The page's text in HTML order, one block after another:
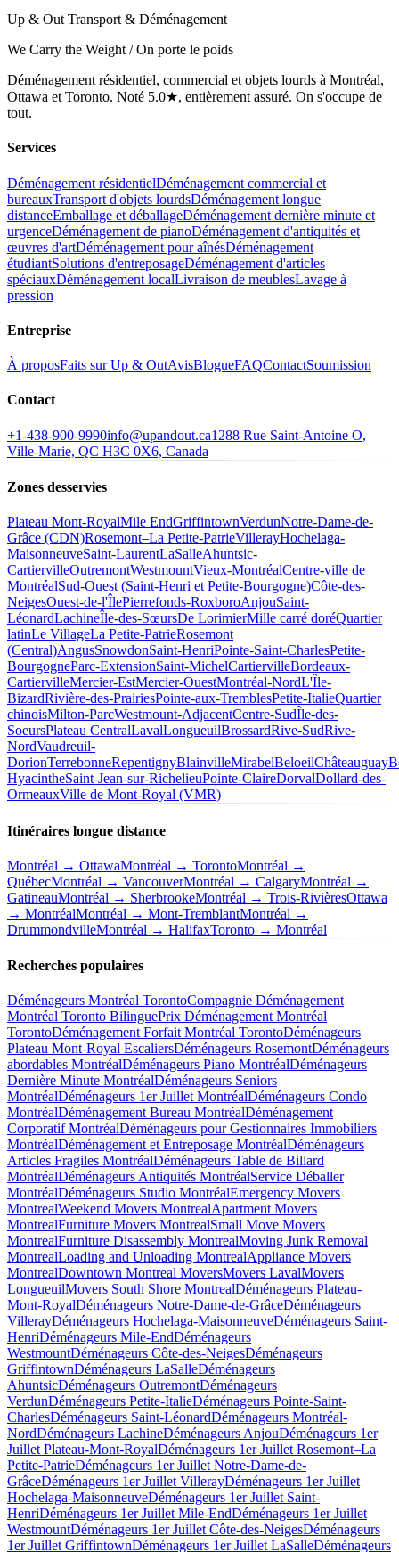
Up & Out Transport & Déménagement
We Carry the Weight / On porte le poids
Déménagement résidentiel, commercial et objets lourds à Montréal,
Ottawa et Toronto. Noté 5.0★, entièrement assuré. On s'occupe de
tout.
Services
Déménagement résidentielDéménagement commercial et
bureauxTransport d'objets lourdsDéménagement longue
distanceEmballage et déballageDéménagement dernière minute et
urgenceDéménagement de pianoDéménagement d'antiquités et
œuvres d'artDéménagement pour aînésDéménagement
étudiantSolutions d'entreposageDéménagement d'articles
spéciauxDéménagement localLivraison de meublesLavage à
pression
Entreprise
À proposFaits sur Up & OutAvisBlogueFAQContactSoumission
Contact
+1-438-900-9990info@upandout.ca1288 Rue Saint-Antoine O,
Ville-Marie, QC H3C 0X6, Canada
Zones desservies
Plateau Mont-RoyalMile EndGriffintownVerdunNotre-Dame-de-
Grâce (CDN)Rosemont–La Petite-PatrieVillerayHochelaga-
MaisonneuveSaint-LaurentLaSalleAhuntsic-
CartiervilleOutremontWestmountVieux-MontréalCentre-ville de
MontréalSud-Ouest (Saint-Henri et Petite-Bourgogne)Côte-des-
NeigesOuest-de-l'ÎlePierrefonds-RoxboroAnjouSaint-
LéonardLachineÎle-des-SœursDe LorimierMille carré doréQuartier
latinLe VillageLa Petite-PatrieRosemont
(Central)AngusSnowdonSaint-HenriPointe-Saint-CharlesPetite-
BourgogneParc-ExtensionSaint-MichelCartiervilleBordeaux-
CartiervilleMercier-EstMercier-OuestMontréal-NordL'Île-
BizardRivière-des-PrairiesPointe-aux-TremblesPetite-ItalieQuartier
chinoisMilton-ParcWestmount-AdjacentCentre-SudÎle-des-
SoeursPlateau CentralLavalLongueuilBrossardRive-SudRive-
NordVaudreuil-
DorionTerrebonneRepentignyBlainvilleMirabelBeloeilChâteauguay
HyacintheSaint-Jean-sur-RichelieuPointe-ClaireDorvalDollard-des-
OrmeauxVille de Mont-Royal (VMR)
Itinéraires longue distance
Montréal → OttawaMontréal → TorontoMontréal →
QuébecMontréal → VancouverMontréal → CalgaryMontréal →
GatineauMontréal → SherbrookeMontréal → Trois-RivièresOttawa
→ MontréalMontréal → Mont-TremblantMontréal →
DrummondvilleMontréal → HalifaxToronto → Montréal
Recherches populaires
Déménageurs Montréal TorontoCompagnie Déménagement
Montréal Toronto BilinguePrix Déménagement Montréal
TorontoDéménagement Forfait Montréal TorontoDéménageurs
Plateau Mont-Royal EscaliersDéménageurs RosemontDéménageurs
abordables MontréalDéménageurs Piano MontréalDéménageurs
Dernière Minute MontréalDéménageurs Seniors
MontréalDéménageurs 1er Juillet MontréalDéménageurs Condo
MontréalDéménagement Bureau MontréalDéménagement
Corporatif MontréalDéménageurs pour Gestionnaires Immobiliers
MontréalDéménagement et Entreposage MontréalDéménageurs
Articles Fragiles MontréalDéménageurs Table de Billard
MontréalDéménageurs Antiquités MontréalService Déballer
MontréalDéménageurs Studio MontréalEmergency Movers
MontrealWeekend Movers MontrealApartment Movers
MontrealFurniture Movers MontrealSmall Move Movers
MontrealFurniture Disassembly MontrealMoving Junk Removal
MontrealLoading and Unloading MontrealAppliance Movers
MontrealDowntown Montreal MoversMovers LavalMovers
LongueuilMovers South Shore MontrealDéménageurs Plateau-
Mont-RoyalDéménageurs Notre-Dame-de-GrâceDéménageurs
VillerayDéménageurs Hochelaga-MaisonneuveDéménageurs Saint-
HenriDéménageurs Mile-EndDéménageurs
WestmountDéménageurs Côte-des-NeigesDéménageurs
GriffintownDéménageurs LaSalleDéménageurs
AhuntsicDéménageurs OutremontDéménageurs
VerdunDéménageurs Petite-ItalieDéménageurs Pointe-Saint-
CharlesDéménageurs Saint-LéonardDéménageurs Montréal-
NordDéménageurs LachineDéménageurs AnjouDéménageurs 1er
Juillet Plateau-Mont-RoyalDéménageurs 1er Juillet Rosemont–La
Petite-PatrieDéménageurs 1er Juillet Notre-Dame-de-
GrâceDéménageurs 1er Juillet VillerayDéménageurs 1er Juillet
Hochelaga-MaisonneuveDéménageurs 1er Juillet Saint-
HenriDéménageurs 1er Juillet Mile-EndDéménageurs 1er Juillet
WestmountDéménageurs 1er Juillet Côte-des-NeigesDéménageurs
1er Juillet GriffintownDéménageurs 1er Juillet LaSalleDéménageurs